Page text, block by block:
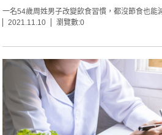
一名54歲周姓男子改變飲食習慣，都沒節食也能
2021.11.10
瀏覽數:0